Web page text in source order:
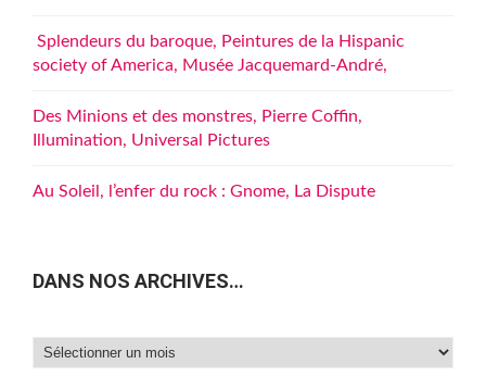
Splendeurs du baroque, Peintures de la Hispanic
society of America, Musée Jacquemard-André,
Des Minions et des monstres, Pierre Coffin,
Illumination, Universal Pictures
Au Soleil, l’enfer du rock : Gnome, La Dispute
DANS NOS ARCHIVES…
Dans